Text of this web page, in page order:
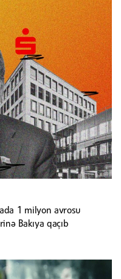
1 milyon avrosu
Bakıya qaçıb